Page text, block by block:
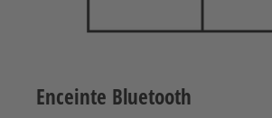
Enceinte Bluetooth